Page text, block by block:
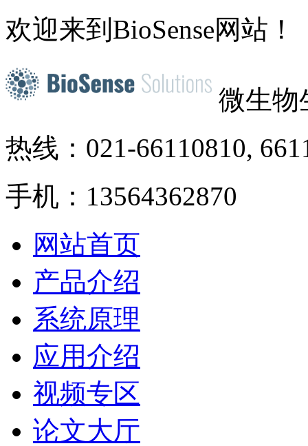
欢迎来到BioSense网站！
微生物
热线：021-66110810,
手机：13564362870
网站首页
产品介绍
系统原理
应用介绍
视频专区
论文大厅